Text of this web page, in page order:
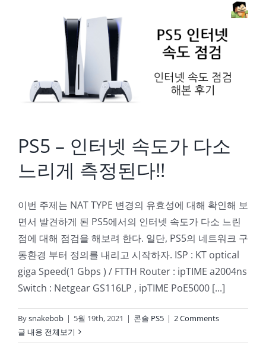
PS5 – 인터넷 속도가 다소
느리게 측정된다!!
이번 주제는 NAT TYPE 변경의 유효성에 대해 확인해 보
면서 발견하게 된 PS5에서의 인터넷 속도가 다소 느린
점에 대해 점검을 해보려 한다. 일단, PS5의 네트워크 구
동환경 부터 정의를 내리고 시작하자. ISP : KT optical
giga Speed(1 Gbps ) / FTTH Router : ipTIME a2004ns
Switch : Netgear GS116LP , ipTIME PoE5000 [...]
Bysnakebob | 5월 19th, 2021 | 콘솔 PS5 | 2 Comments
글 내용 전체보기